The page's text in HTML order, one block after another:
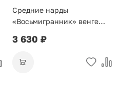
Средние нарды
«Восьмигранник» венге
3 630 ₽